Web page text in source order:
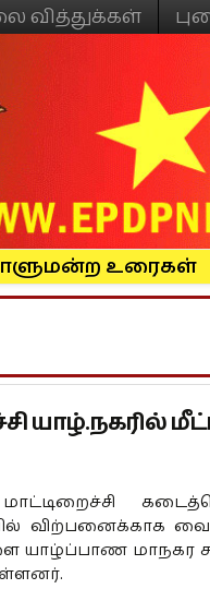
வித்துக்கள்
உரைகள்
யாழ்.நகரில்
விற்பனைக்காக
யாழ்ப்பாண மாநகர